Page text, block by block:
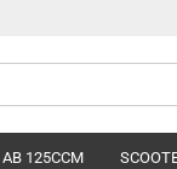
125CCM